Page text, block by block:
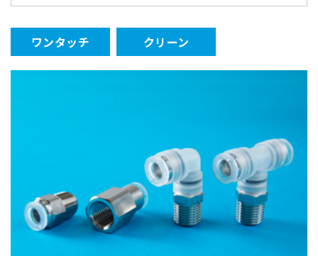
ワンタッチ クリーン